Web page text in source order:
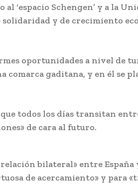
‘espacio Schengen’ y a la
solidaridad y de crecimiento
oportunidades a nivel de
comarca gaditana, y en él se
que todos los días transitan
de cara al futuro.
bilateral» entre España
de acercamiento» y para